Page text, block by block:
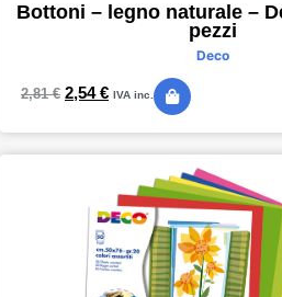
Bottoni – legno naturale –
pezzi
Deco
2,81€ 2,54€ IVA inc.